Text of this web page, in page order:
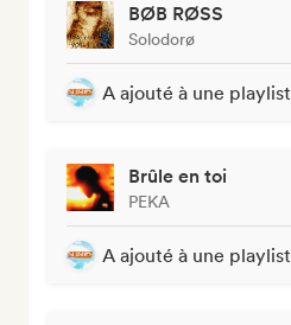
BØB RØSS
Solodorø
A ajouté à une playlist
Brûle en toi
PEKA
A ajouté à une playlist